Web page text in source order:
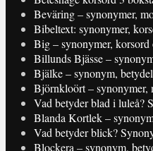
Beväring – synonymer,
Bibeltext: synonymer,
Big – synonymer, korsord
Billunds Bjässe –
Bjälke – synonym,
Björnkloört – synonymer,
Vad betyder blad i luleå?
Blanda Kortlek –
Vad betyder blick?
Blockera – synonym,